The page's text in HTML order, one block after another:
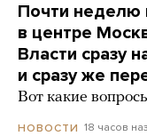
Почти неделю
в центре
Власти сразу
и сразу же
Вот какие
НОВОСТИ 18 часов